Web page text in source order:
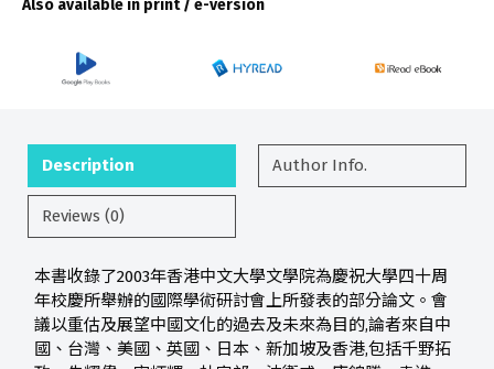
Also available in print / e-version
Description Author Info.
Reviews (0)
本書收錄了2003年香港中文大學文學院為慶祝大學四十周
年校慶所舉辦的國際學術研討會上所發表的部分論文。會
議以重估及展望中國文化的過去及未來為目的,論者來自中
國、台灣、美國、英國、日本、新加坡及香港,包括千野拓